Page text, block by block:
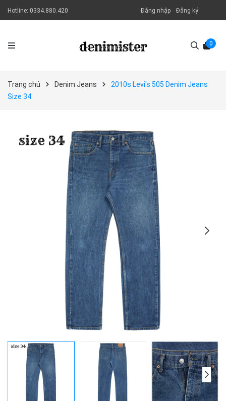
Hotline: 0334.880.420 Đăng nhập Đăng ký
0
Trang chủ Denim Jeans
2010s Levi's 505 Denim Jeans
Size 34